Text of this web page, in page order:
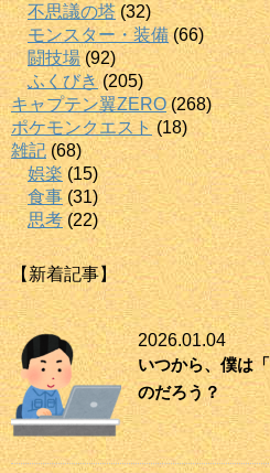
不思議の塔(32)
モンスター・装備(66)
闘技場(92)
ふくびき(205)
キャプテン翼ZERO(268)
ポケモンクエスト (18)
雑記(68)
娯楽 (15)
食事 (31)
思考(22)
【新着記事】
2026.01.04
いつから、僕は
のだろう？